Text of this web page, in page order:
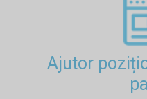
Ajutor